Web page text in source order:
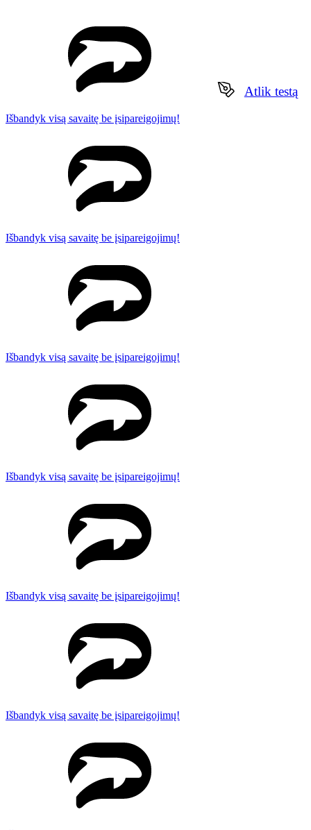
Išbandyk visą savaitę be įsipareigojimų!
Išbandyk visą savaitę be įsipareigojimų!
Išbandyk visą savaitę be įsipareigojimų!
Išbandyk visą savaitę be įsipareigojimų!
Išbandyk visą savaitę be įsipareigojimų!
Išbandyk visą savaitę be įsipareigojimų!
Atlik testą